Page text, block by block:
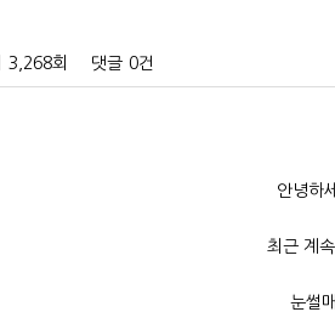
3,268회 댓글 0건
안녕하
최근 계
눈썰